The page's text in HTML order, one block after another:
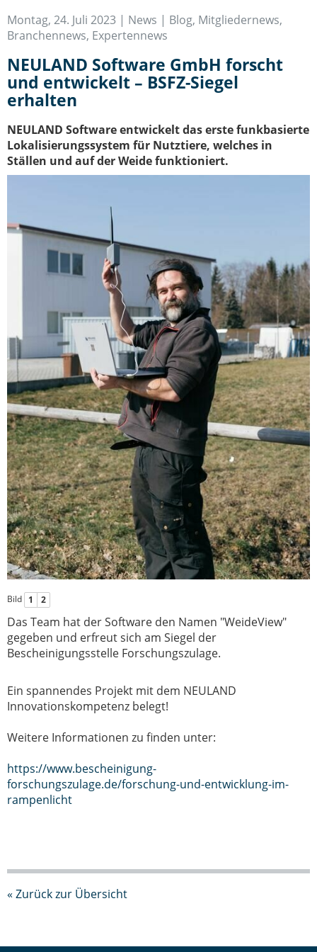
Start-Up Augsburg
Montag, 24. Juli 2023 | News | Blog, Mitgliedernews,
Branchennews, Expertennews
NEULAND Software GmbH forscht
und entwickelt – BSFZ-Siegel
erhalten
NEULAND Software entwickelt das erste funkbasierte
Lokalisierungssystem für Nutztiere, welches in
Ställen und auf der Weide funktioniert.
Bild 1 2
Das Team hat der Software den Namen "WeideView"
gegeben und erfreut sich am Siegel der
Bescheinigungsstelle Forschungszulage.
Ein spannendes Projekt mit dem NEULAND
Innovationskompetenz belegt!
Weitere Informationen zu finden unter:
https://www.bescheinigung-
forschungszulage.de/forschung-und-entwicklung-im-
rampenlicht
« Zurück zur Übersicht